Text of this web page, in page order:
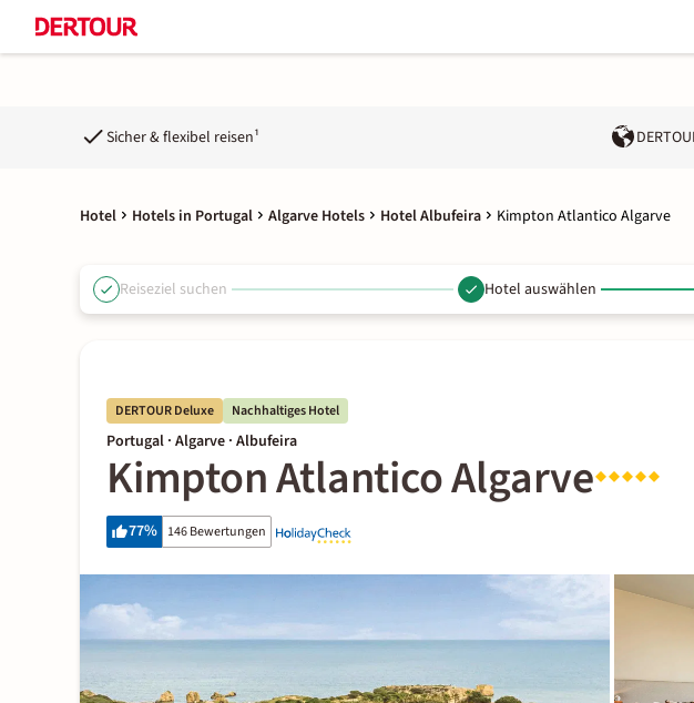
Sicher & flexibel reisen¹
Hotel Hotels in Portugal Algarve Hotels Hotel Albufeira Kimpton Atlantico Algarve
Reiseziel suchen Hotel auswählen
DERTOUR Deluxe Nachhaltiges Hotel
Portugal · Algarve · Albufeira
Kimpton Atlantico Algarve
77% 146 Bewertungen